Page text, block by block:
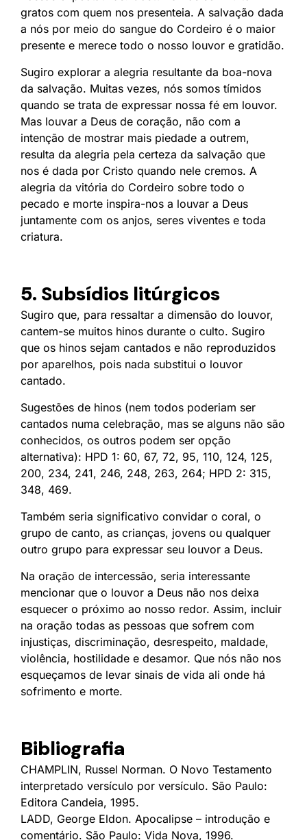
gratos com quem nos presenteia. A salvação dada
a nós por meio do sangue do Cordeiro é o maior
presente e merece todo o nosso louvor e gratidão.
Sugiro explorar a alegria resultante da boa-nova
da salvação. Muitas vezes, nós somos tímidos
quando se trata de expressar nossa fé em louvor.
Mas louvar a Deus de coração, não com a
intenção de mostrar mais piedade a outrem,
resulta da alegria pela certeza da salvação que
nos é dada por Cristo quando nele cremos. A
alegria da vitória do Cordeiro sobre todo o
pecado e morte inspira-nos a louvar a Deus
juntamente com os anjos, seres viventes e toda
criatura.
5. Subsídios litúrgicos
Sugiro que, para ressaltar a dimensão do louvor,
cantem-se muitos hinos durante o culto. Sugiro
que os hinos sejam cantados e não reproduzidos
por aparelhos, pois nada substitui o louvor
cantado.
Sugestões de hinos (nem todos poderiam ser
cantados numa celebração, mas se alguns não são
conhecidos, os outros podem ser opção
alternativa): HPD 1: 60, 67, 72, 95, 110, 124, 125,
200, 234, 241, 246, 248, 263, 264; HPD 2: 315,
348, 469.
Também seria significativo convidar o coral, o
grupo de canto, as crianças, jovens ou qualquer
outro grupo para expressar seu louvor a Deus.
Na oração de intercessão, seria interessante
mencionar que o louvor a Deus não nos deixa
esquecer o próximo ao nosso redor. Assim, incluir
na oração todas as pessoas que sofrem com
injustiças, discriminação, desrespeito, maldade,
violência, hostilidade e desamor. Que nós não nos
esqueçamos de levar sinais de vida ali onde há
sofrimento e morte.
Bibliografia
CHAMPLIN, Russel Norman. O Novo Testamento
interpretado versículo por versículo. São Paulo:
Editora Candeia, 1995.
LADD, George Eldon. Apocalipse – introdução e
comentário. São Paulo: Vida Nova, 1996.